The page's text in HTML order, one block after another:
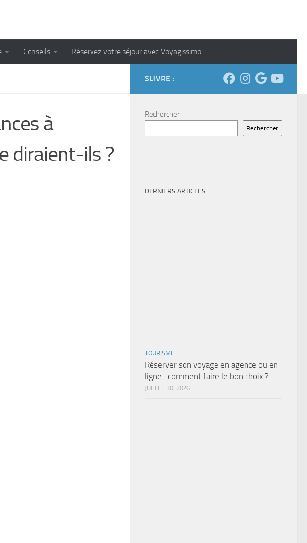
Conseils Réservez votre séjour avec Voyagissimo
à
diraient-ils ?
SUIVRE :
Rechercher
Rechercher
DERNIERS ARTICLES
TOURISME
Réserver son voyage en agence ou en
ligne : comment faire le bon choix ?
JUILLET 30, 2026